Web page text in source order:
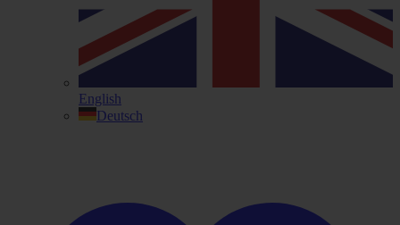
English
Deutsch